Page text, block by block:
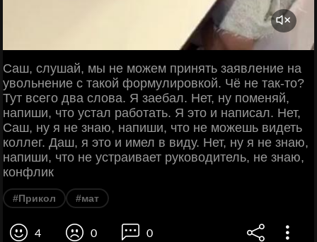
Саш, слушай, мы не можем принять заявление на
увольнение с такой формулировкой. Чё не так-то?
Тут всего два слова. Я заебал. Нет, ну поменяй,
напиши, что устал работать. Я это и написал. Нет,
Саш, ну я не знаю, напиши, что не можешь видеть
коллег. Даш, я это и имел в виду. Нет, ну я не знаю,
напиши, что не устраивает руководитель, не знаю,
конфлик
#Прикол #мат
4 0 0